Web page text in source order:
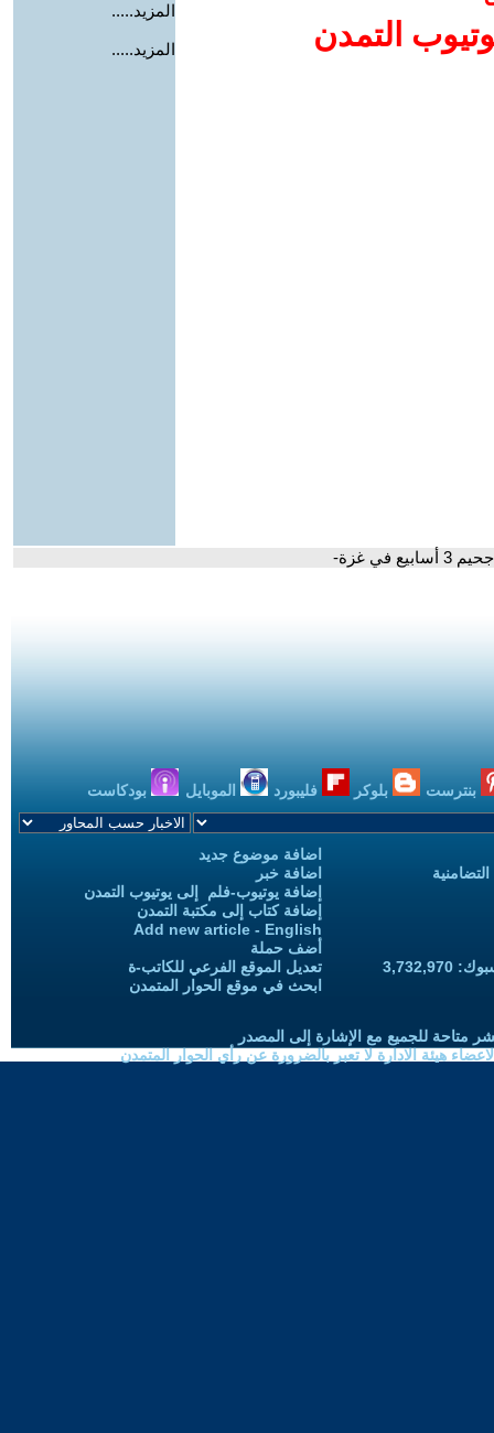
التمدن
المزيد.....
المزيد.....
غزة-
بنترست بلوكر فليبورد الموبايل بودكاست
اضافة موضوع جديد
اضافة خبر
إضافة يوتيوب-فلم إلى يوتيوب التمدن
إضافة كتاب إلى مكتبة التمدن
Add new article - English
أضف حملة
تعديل الموقع الفرعي للكاتب-ة
ابحث في موقع الحوار المتمدن
متاحة للجميع مع الإشارة إلى المصدر
هيئة الادارة لا تعبر بالضرورة عن رأي الحوار المتمدن